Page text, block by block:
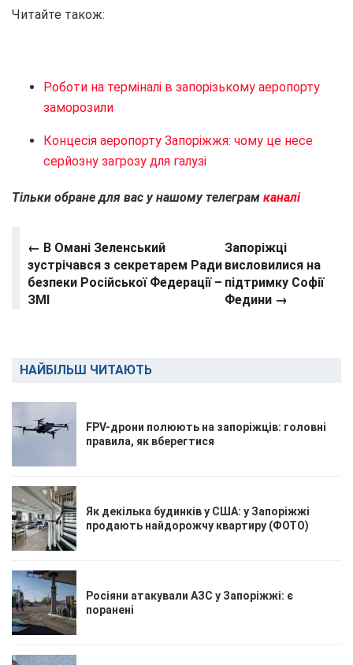
Читайте також:
Роботи на терміналі в запорізькому аеропорту
заморозили
Концесія аеропорту Запоріжжя: чому це несе
серйозну загрозу для галузі
Тільки обране для вас у нашому телеграм каналі
← В Омані Зеленський
зустрічався з секретарем Ради
безпеки Російської Федерації –
ЗМІ
Запоріжці
висловилися на
підтримку Софії
Федини →
НАЙБІЛЬШ ЧИТАЮТЬ
FPV-дрони полюють на запоріжців: головні
правила, як вберегтися
Як декілька будинків у США: у Запоріжжі
продають найдорожчу квартиру (ФОТО)
Росіяни атакували АЗС у Запоріжжі: є
поранені